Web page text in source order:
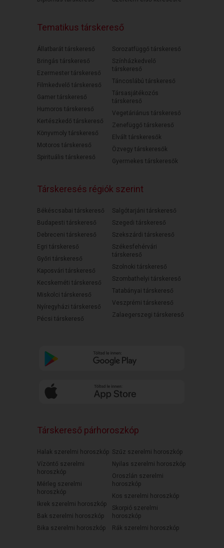
Tematikus társkereső
Állatbarát társkereső
Bringás társkereső
Ezermester társkereső
Filmkedvelő társkereső
Gamer társkereső
Humoros társkereső
Kertészkedő társkereső
Könyvmoly társkereső
Motoros társkereső
Spirituális társkereső
Sorozatfüggő társkereső
Színházkedvelő
társkereső
Táncoslábú társkereső
Társasjátékozós
társkereső
Vegetáriánus társkereső
Zenefüggő társkereső
Elvált társkeresők
Özvegy társkeresők
Gyermekes társkeresők
Társkeresés régiók szerint
Békéscsabai társkereső
Budapesti társkereső
Debreceni társkereső
Egri társkereső
Győri társkereső
Kaposvári társkereső
Kecskeméti társkereső
Miskolci társkereső
Nyíregyházi társkereső
Pécsi társkereső
Salgótarjáni társkereső
Szegedi társkereső
Szekszárdi társkereső
Székesfehérvári
társkereső
Szolnoki társkereső
Szombathelyi társkereső
Tatabányai társkereső
Veszprémi társkereső
Zalaegerszegi társkereső
Társkereső párhoroszkóp
Halak szerelmi horoszkóp
Vízöntő szerelmi
horoszkóp
Mérleg szerelmi
horoszkóp
Ikrek szerelmi horoszkóp
Bak szerelmi horoszkóp
Bika szerelmi horoszkóp
Szűz szerelmi horoszkóp
Nyilas szerelmi horoszkóp
Oroszlán szerelmi
horoszkóp
Kos szerelmi horoszkóp
Skorpió szerelmi
horoszkóp
Rák szerelmi horoszkóp